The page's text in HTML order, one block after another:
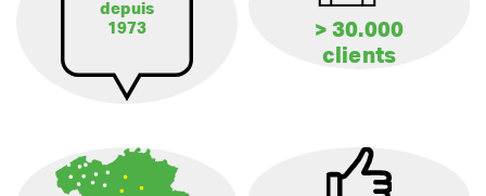
depuis
1973
> 30.000
clients